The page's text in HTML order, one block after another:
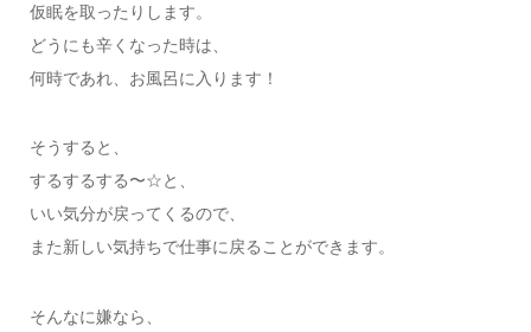
仮眠を取ったりします。
どうにも辛くなった時は、
何時であれ、お風呂に入ります！
そうすると、
するするする〜☆と、
いい気分が戻ってくるので、
また新しい気持ちで仕事に戻ることができます。
そんなに嫌なら、